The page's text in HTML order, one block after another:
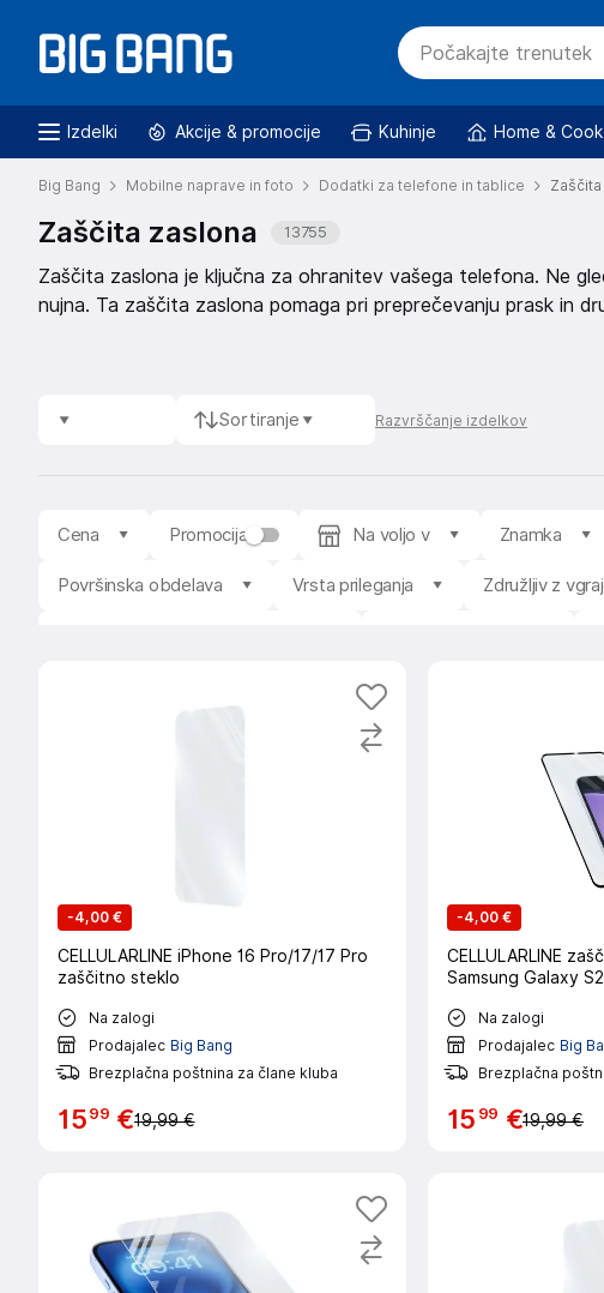
Izdelki Akcije & promocije Kuhinje Home & Cook
Big Bang Mobilne naprave in foto Dodatki za telefone in tablice
Zaščita zaslona 13755
Zaščita zaslona je ključna za ohranitev vašega telefona. Ne
nujna. Ta zaščita zaslona pomaga pri preprečevanju prask in
Sortiranje Razvrščanje izdelkov
Cena Promocija Na voljo v Znamka
Površinska obdelava Vrsta prileganja Združljiv z
-4,00 €
CELLULARLINE iPhone 16 Pro/17/17 Pro
zaščitno steklo
Na zalogi
Prodajalec Big Bang
Brezplačna poštnina za člane kluba
1599 €19,99 €
-4,00 €
CELLULARLINE
Samsung Galaxy
Na zalogi
Prodajalec Big
Brezplačna
15 99 €19,99 €